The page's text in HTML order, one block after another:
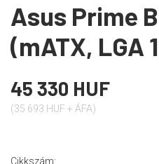
Asus Prime
(mATX, LGA
45 330 HUF
(35 693 HUF + ÁFA)
Cikkszám: